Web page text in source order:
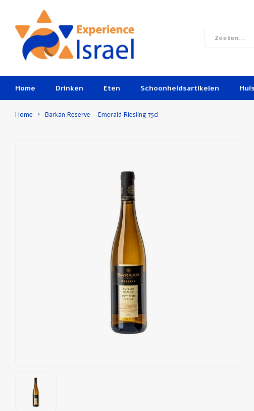
Home Drinken Eten Schoonheidsartikelen
Home Barkan Reserve - Emerald Riesling 75cl